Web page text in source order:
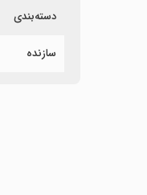
دسته‌بندی
سازنده